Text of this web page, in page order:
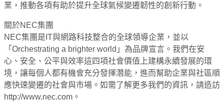
業，推動各項有助於提升全球氣候變遷韌性的創新行動。
關於NEC集團
NEC集團是IT與網路科技整合的全球領導企業，並以
「Orchestrating a brighter world」為品牌宣言。我們在安
心、安全、公平與效率這四項社會價值上建構永續發展的環
境，讓每個人都有機會充分發揮潛能，進而幫助企業與社區順
應快速變遷的社會與市場。如需了解更多我們的資訊，請造訪
http://www.nec.com。